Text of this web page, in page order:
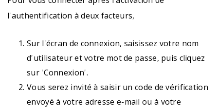
l'authentification à deux facteurs,
Sur l'écran de connexion, saisissez votre nom
d'utilisateur et votre mot de passe, puis cliquez
sur 'Connexion'.
Vous serez invité à saisir un code de vérification
envoyé à votre adresse e-mail ou à votre